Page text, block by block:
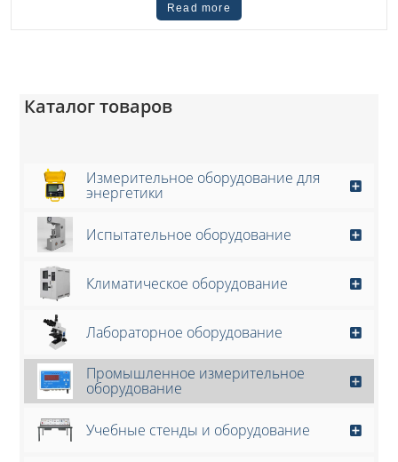
Read more
Каталог товаров
Измерительное оборудование для
энергетики
Испытательное оборудование
Климатическое оборудование
Лабораторное оборудование
Промышленное измерительное
оборудование
Учебные стенды и оборудование